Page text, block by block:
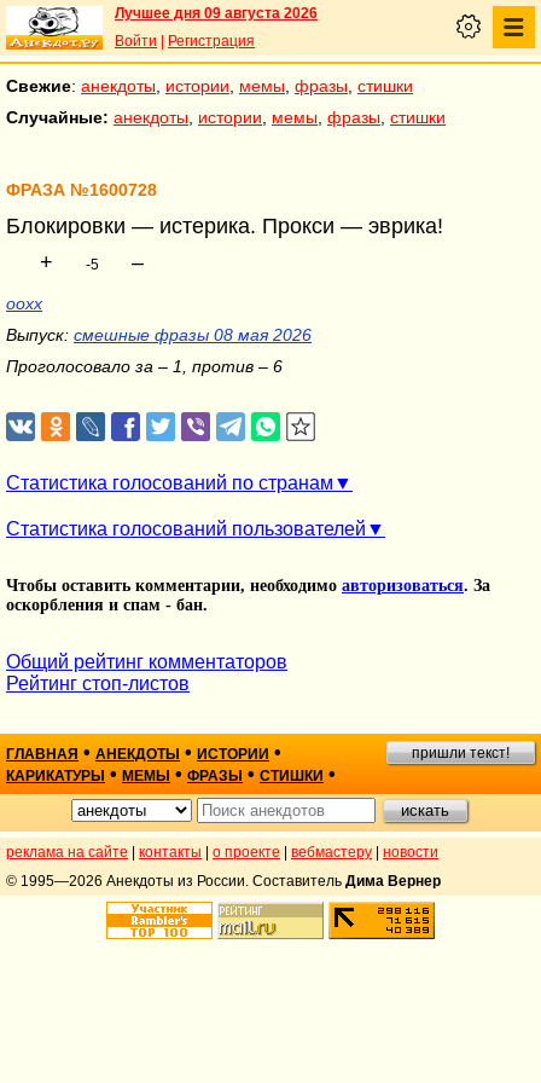
Лучшее дня 09 августа 2026
Войти
Регистрация
Свежие: анекдоты истории мемы фразы стишки
Случайные: анекдоты истории мемы фразы стишки
ФРАЗА №1600728
Блокировки — истерика. Прокси — эврика!
+
-5 –
ooxx
Выпуск: смешные фразы 08 мая 2026
Проголосовало за – 1, против – 6
Статистика голосований по странам
Статистика голосований пользователей
Чтобы оставить комментарии, необходимо авторизоваться. За
оскорбления и спам - бан.
Общий рейтинг комментаторов
Рейтинг стоп-листов
ГЛАВНАЯ • АНЕКДОТЫ • ИСТОРИИ •
КАРИКАТУРЫ • МЕМЫ • ФРАЗЫ • СТИШКИ •
пришли текст!
реклама на сайте контакты о проекте вебмастеру
новости
© 1995—2026 Анекдоты из России. Составитель Дима Вернер